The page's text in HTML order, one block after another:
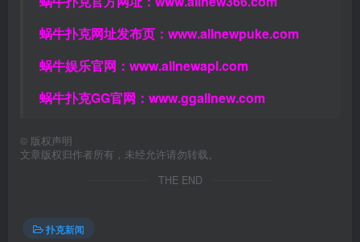
蜗牛扑克网址发布页： www.allnewpuke.com
蜗牛娱乐官网： www.allnewapl.com
蜗牛扑克GG官网： www.ggallnew.com
© 版权声明
文章版权归作者所有，未经允许请勿转载。
THE END
扑克新闻